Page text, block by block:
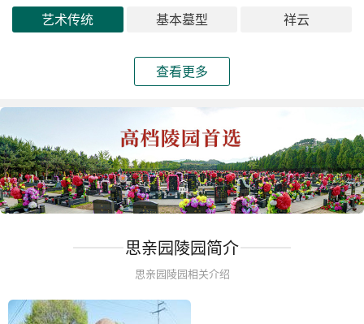
艺术传统 基本墓型 祥云
查看更多
思亲园陵园简介
思亲园陵园相关介绍